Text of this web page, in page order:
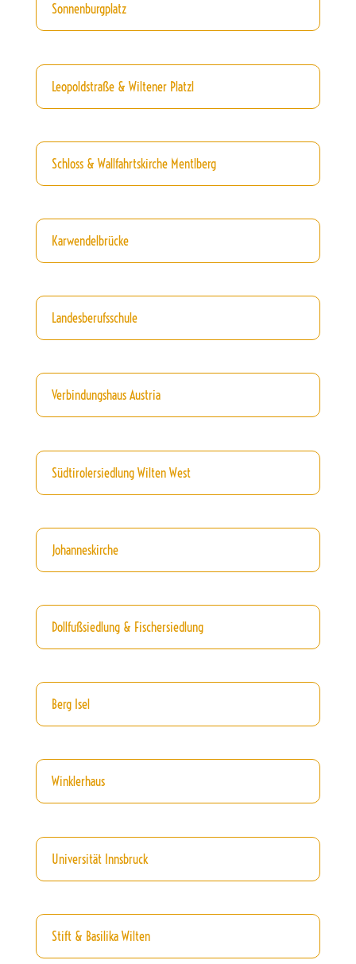
Sonnenburgplatz
Leopoldstraße & Wiltener Platzl
Schloss & Wallfahrtskirche Mentlberg
Karwendelbrücke
Landesberufsschule
Verbindungshaus Austria
Südtirolersiedlung Wilten West
Johanneskirche
Dollfußsiedlung & Fischersiedlung
Berg Isel
Winklerhaus
Universität Innsbruck
Stift & Basilika Wilten